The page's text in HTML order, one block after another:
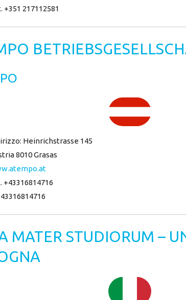
+351 217112581
Heinrichstrasse 145
8010 Grasas
+43316814716
MATER STUDIORUM –